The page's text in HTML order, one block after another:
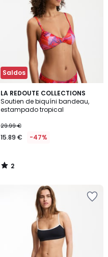
Saldos
LA REDOUTE COLLECTIONS
Soutien de biquíni bandeau,
estampado tropical
29.99 €
15.89 € -47%
2
/
5
2
/